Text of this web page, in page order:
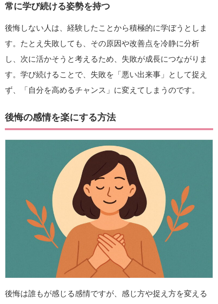
常に学び続ける姿勢を持つ
後悔しない人は、経験したことから積極的に学ぼうとしま
す。たとえ失敗しても、その原因や改善点を冷静に分析
し、次に活かそうと考えるため、失敗が成長につながりま
す。学び続けることで、失敗を「悪い出来事」として捉え
ず、「自分を高めるチャンス」に変えてしまうのです。
後悔の感情を楽にする方法
後悔は誰もが感じる感情ですが、感じ方や捉え方を変える